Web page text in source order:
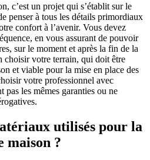
c’est un projet qui s’établit sur le
penser à tous les détails primordiaux
confort à l’avenir. Vous devez
en vous assurant de pouvoir
sur le moment et après la fin de la
choisir votre terrain, qui doit être
et viable pour la mise en place des
votre professionnel avec
pas les mêmes garanties ou ne
utilisés pour la
maison ?